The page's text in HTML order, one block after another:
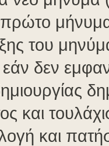
πρώτο
του
δεν
και
και